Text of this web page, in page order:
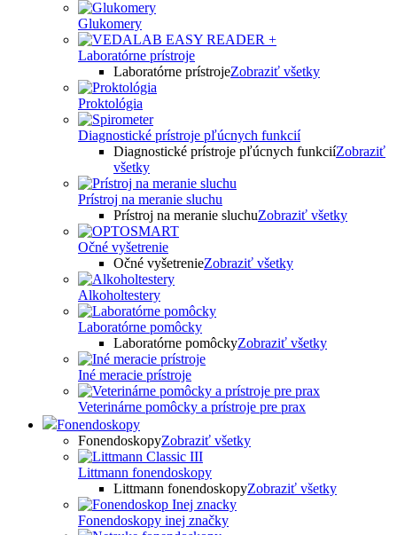
Glukomery
Laboratórne prístroje
Laboratórne prístrojeZobraziť všetky
Proktológia
Diagnostické prístroje pľúcnych funkcií
Diagnostické prístroje pľúcnych funkciíZobraziť
všetky
Prístroj na meranie sluchu
Prístroj na meranie sluchuZobraziť všetky
Očné vyšetrenie
Očné vyšetrenieZobraziť všetky
Alkoholtestery
Laboratórne pomôcky
Laboratórne pomôckyZobraziť všetky
Iné meracie prístroje
Veterinárne pomôcky a prístroje pre prax
Fonendoskopy
FonendoskopyZobraziť všetky
Littmann fonendoskopy
Littmann fonendoskopyZobraziť všetky
Fonendoskopy inej značky